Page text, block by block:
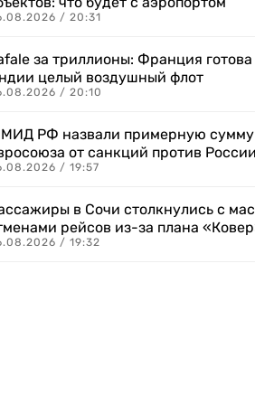
/ 20:31
за триллионы: Франция готова
целый воздушный флот
/ 20:10
РФ назвали примерную сумму
от санкций против России
/ 19:57
в Сочи столкнулись с
рейсов из-за плана
/ 19:32